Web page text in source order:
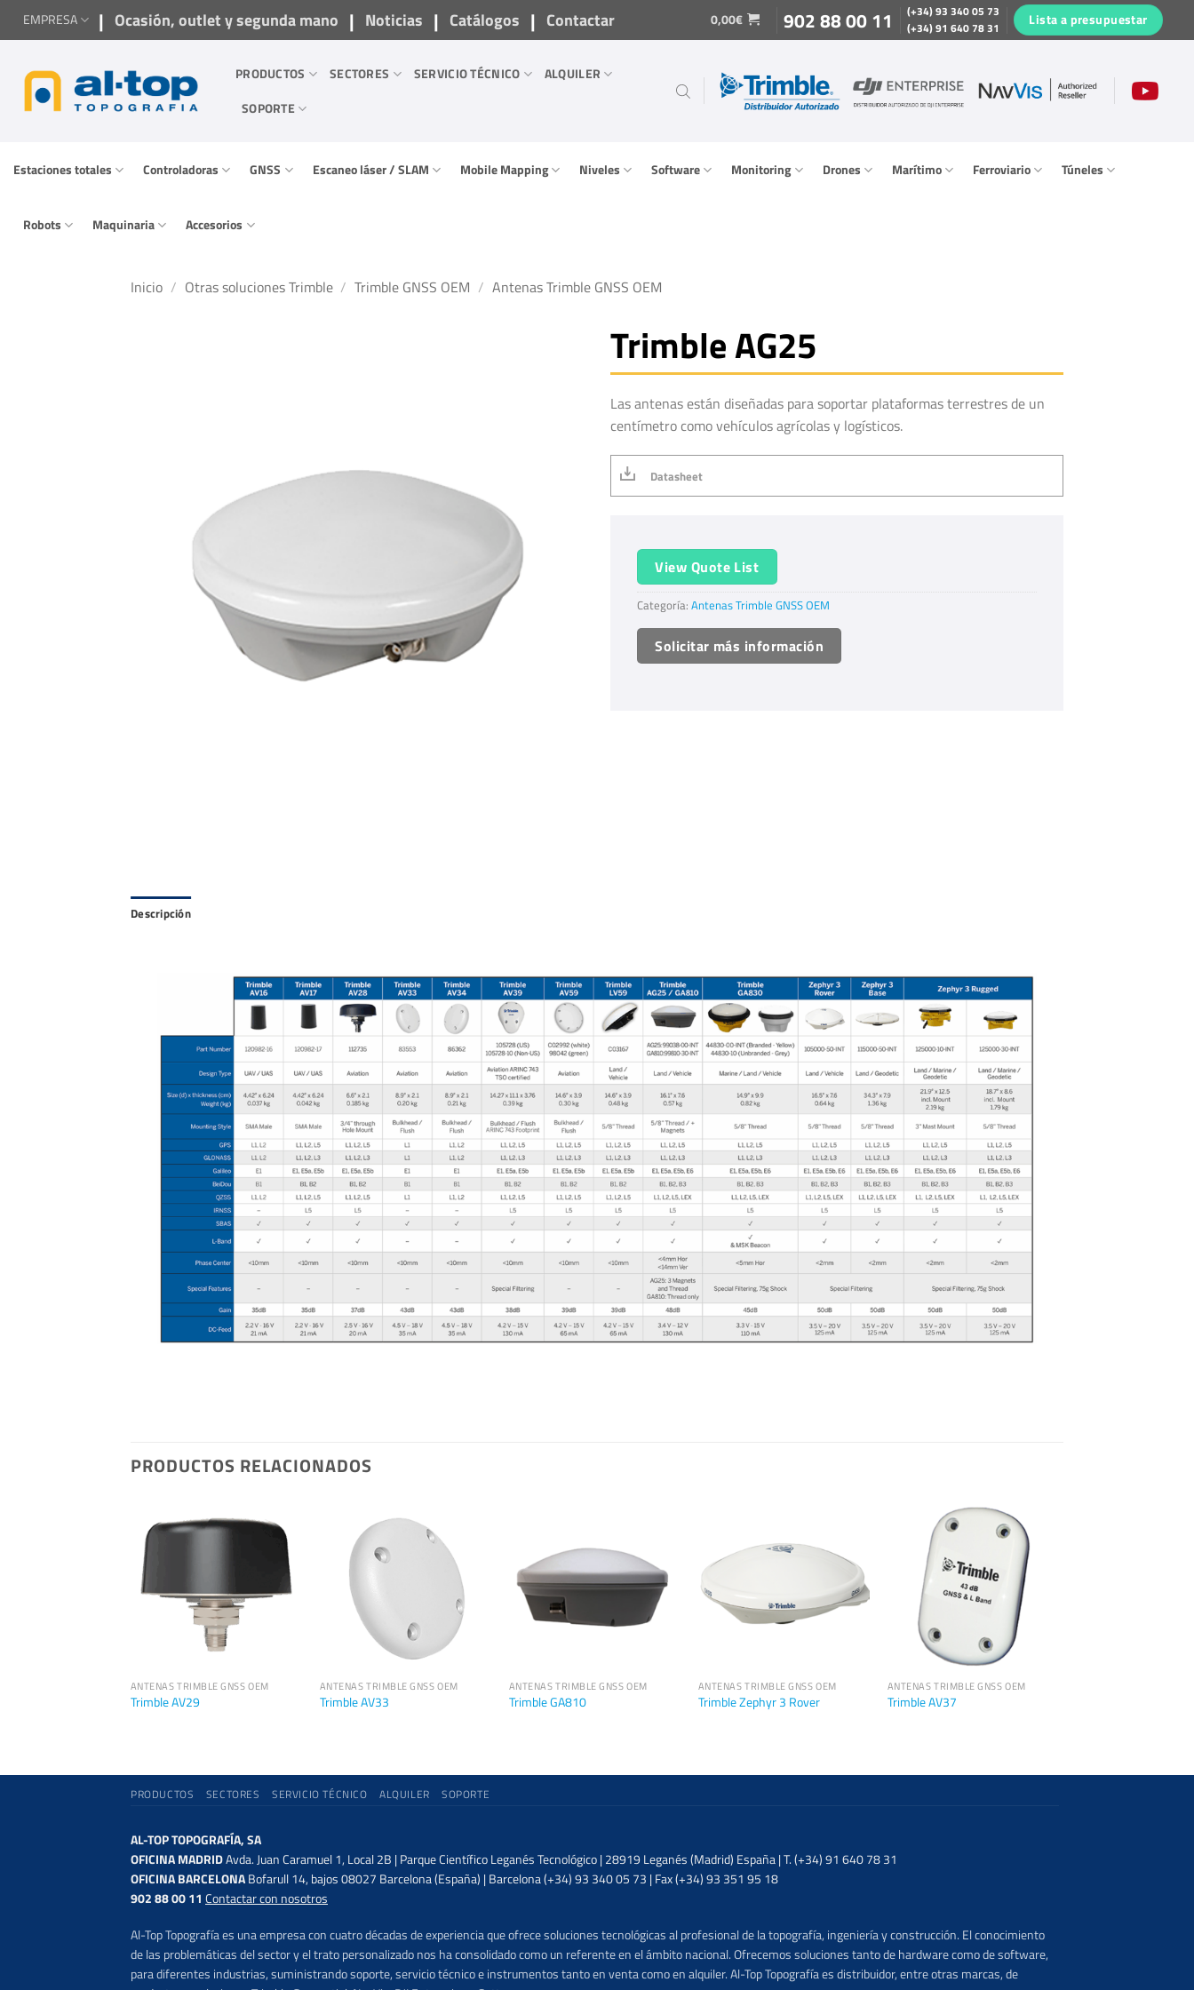
SaltarEMPRESA | Ocasión, outlet y segunda mano | Noticias | Catálogos | Contactar 0,00€ 902 88 00 11
(+34) 93 340 05 73
(+34) 91 640 78 31
Lista a presupuestar
PRODUCTOS SECTORES SERVICIO TÉCNICO
ALQUILER
SOPORTE
Estaciones totales Controladoras GNSS Escaneo láser / SLAM Mobile Mapping Niveles Software Monitoring Drones Marítimo Ferroviario Túneles
Robots Maquinaria Accesorios
Inicio / Otras soluciones Trimble / Trimble GNSS OEM / Antenas Trimble GNSS OEM
Trimble AG25
Las antenas están diseñadas para soportar plataformas terrestres de un
centímetro como vehículos agrícolas y logísticos.
Datasheet
View Quote List
Categoría: Antenas Trimble GNSS OEM
Solicitar más información
Descripción
PRODUCTOS RELACIONADOS
ANTENAS TRIMBLE GNSS OEM
Trimble AV29
ANTENAS TRIMBLE GNSS OEM
Trimble AV33
ANTENAS TRIMBLE GNSS OEM
Trimble GA810
ANTENAS TRIMBLE GNSS OEM
Trimble Zephyr 3 Rover
ANTENAS TRIMBLE GNSS OEM
Trimble AV37
PRODUCTOS SECTORES SERVICIO TÉCNICO ALQUILER SOPORTE
AL-TOP TOPOGRAFÍA, SA
OFICINA MADRIDAvda. Juan Caramuel 1, Local 2B | Parque Científico Leganés Tecnológico | 28919 Leganés (Madrid) España | T. (+34) 91 640 78 31
OFICINA BARCELONABofarull 14, bajos 08027 Barcelona (España) | Barcelona (+34) 93 340 05 73 | Fax (+34) 93 351 95 18
902 88 00 11 Contactar con nosotros
Al-Top Topografía es una empresa con cuatro décadas de experiencia que ofrece soluciones tecnológicas al profesional de la topografía, ingeniería y construcción. El conocimiento
de las problemáticas del sector y el trato personalizado nos ha consolidado como un referente en el ámbito nacional. Ofrecemos soluciones tanto de hardware como de software,
para diferentes industrias, suministrando soporte, servicio técnico e instrumentos tanto en venta como en alquiler. Al-Top Topografía es distribuidor, entre otras marcas, de